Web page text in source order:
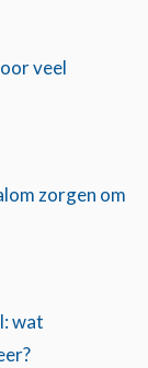
veel
zorgen om
wat